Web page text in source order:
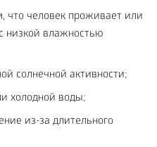
что человек проживает или
низкой влажностью
солнечной активности;
холодной воды;
из-за длительного